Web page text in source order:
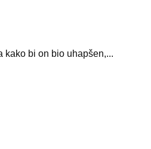
kako bi on bio uhapšen,...